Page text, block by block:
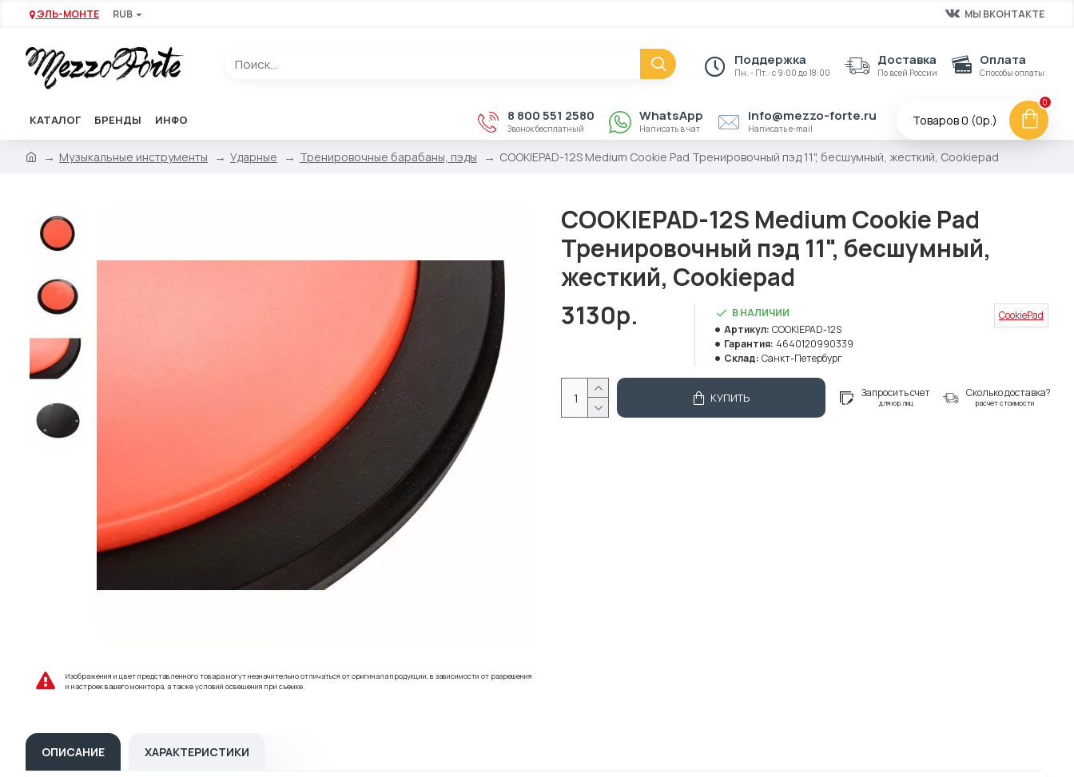
ЭЛЬ-МОНТЕ RUB МЫ ВКОНТАКТЕ
Поддержка
Пн. - Пт.: с 9:00 до 18:00
Доставка
По всей России
Оплата
Способы оплаты
КАТАЛОГ БРЕНДЫ ИНФО 8 800 551 2580
Звонок бесплатный
WhatsApp
Написать в чат
info@mezzo-forte.ru
Написать e-mail
Товаров 0 (0р.)
0
Музыкальные инструменты Ударные Тренировочные барабаны, пэды COOKIEPAD-12S Medium Cookie Pad Тренировочный пэд 11", бесшумный, жесткий, Cookiepad
Изображения и цвет представленного товара могут незначительно отличаться от оригинала продукции, в зависимости от разрешения
и настроек вашего монитора, а также условий освещения при съемке.
COOKIEPAD-12S Medium Cookie Pad
Тренировочный пэд 11", бесшумный,
жесткий, Cookiepad
3130р.
В НАЛИЧИИ
Артикул: COOKIEPAD-12S
Гарантия: 4640120990339
Склад: Санкт-Петербург
CookiePad
КУПИТЬ Запросить счет
для юр.лиц
Сколько доставка?
расчет стоимости
ОПИСАНИЕ ХАРАКТЕРИСТИКИ